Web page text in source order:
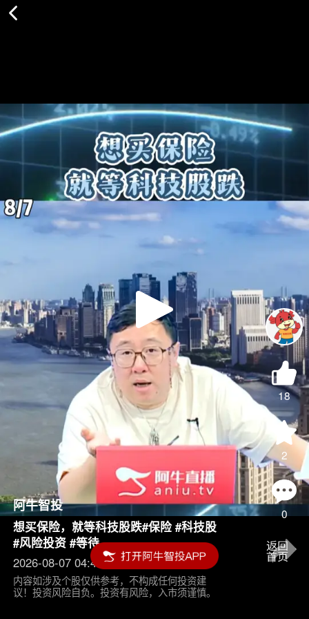
Play
Video
18
2
0
阿牛智投
想买保险，就等科技股跌#保险 #科技股
#风险投资 #等待
2026-08-07 04:45
内容如涉及个股仅供参考，不构成任何投资建
议！投资风险自负。投资有风险，入市须谨慎。